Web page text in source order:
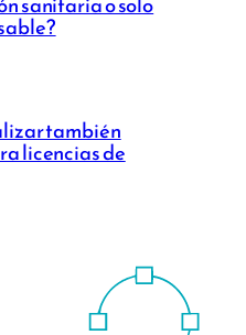
también
licencias de